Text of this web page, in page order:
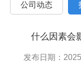
公司动态
什么因素会
发布日期：